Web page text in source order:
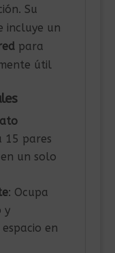
Su
incluye un
para
útil
15 pares
un solo
: Ocupa
y
en